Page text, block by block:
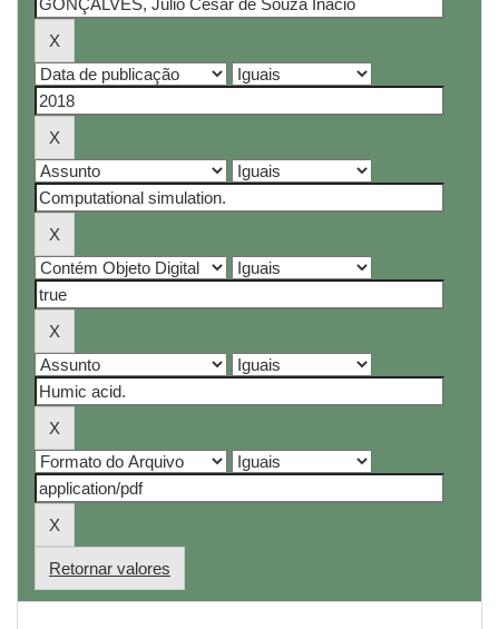
Retornar valores